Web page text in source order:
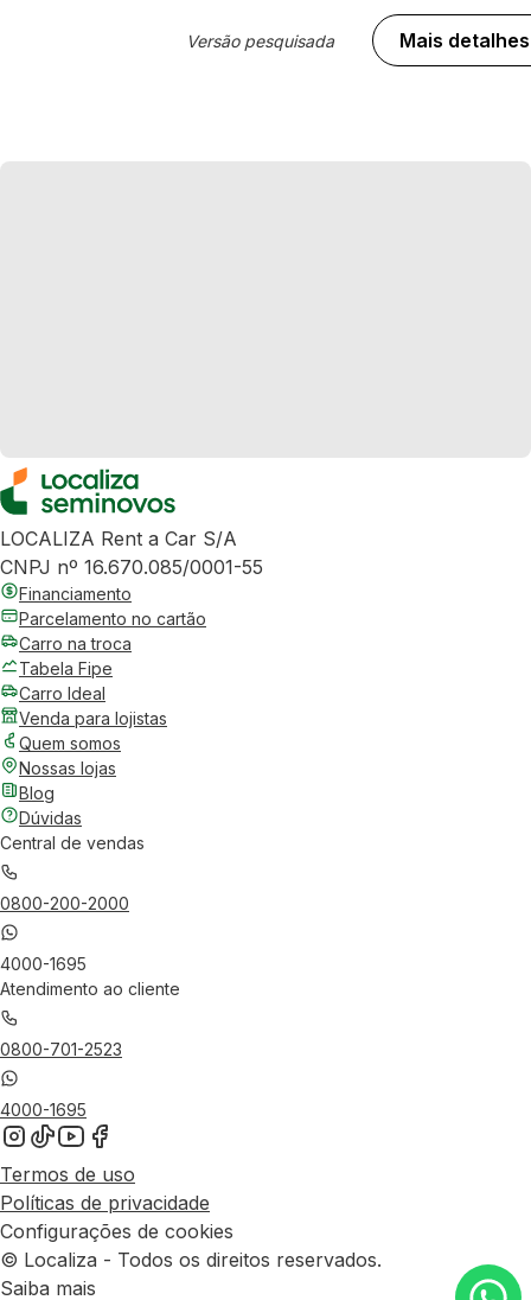
Versão pesquisada Mais detalhes
LOCALIZA Rent a Car S/A
CNPJ nº 16.670.085/0001-55
Financiamento
Parcelamento no cartão
Carro na troca
Tabela Fipe
Carro Ideal
Venda para lojistas
Quem somos
Nossas lojas
Blog
Dúvidas
Central de vendas
0800-200-2000
4000-1695
Atendimento ao cliente
0800-701-2523
4000-1695
Termos de uso
Políticas de privacidade
Configurações de cookies
© Localiza - Todos os direitos reservados.
Saiba mais